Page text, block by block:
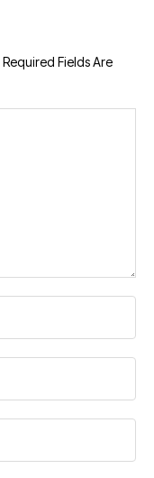
Required Fields Are